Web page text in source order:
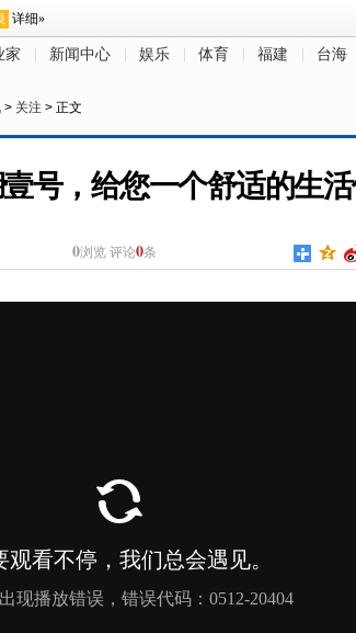
家 新闻中心 娱乐 体育 福建 台海
> 关注 > 正文
号，给您一个舒适的生
0浏览 评论0条